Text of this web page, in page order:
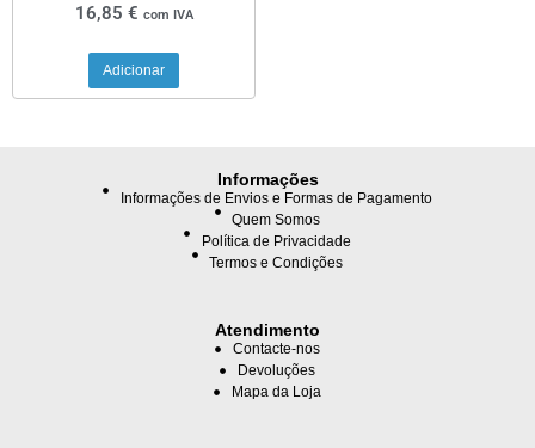
16,85 € com IVA
Adicionar
Informações
Informações de Envios e Formas de Pagamento
Quem Somos
Política de Privacidade
Termos e Condições
Atendimento
Contacte-nos
Devoluções
Mapa da Loja